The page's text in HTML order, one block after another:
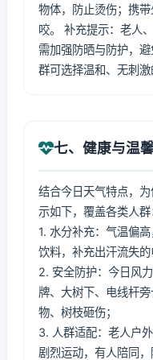
物体，防止烫伤；携
咬。 补充提示：老人
需加强防晒与防护，
群可选择温和、无刺激
七、健康与温
结合今日天气特点，
示如下，覆盖各类人群
1. 水分补充：气温偏
饮料，补充出汗流失的
2. 安全防护：今日风
牌、大树下、电线杆
物、树枝砸伤；
3. 人群适配：老人户
剧烈运动，有人陪同